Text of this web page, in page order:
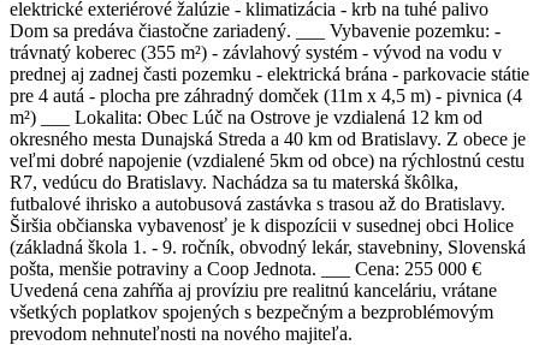
elektrické exteriérové žalúzie - klimatizácia - krb na tuhé palivo
Dom sa predáva čiastočne zariadený. ___ Vybavenie pozemku: -
trávnatý koberec (355 m²) - závlahový systém - vývod na vodu v
prednej aj zadnej časti pozemku - elektrická brána - parkovacie státie
pre 4 autá - plocha pre záhradný domček (11m x 4,5 m) - pivnica (4
m²) ___ Lokalita: Obec Lúč na Ostrove je vzdialená 12 km od
okresného mesta Dunajská Streda a 40 km od Bratislavy. Z obece je
veľmi dobré napojenie (vzdialené 5km od obce) na rýchlostnú cestu
R7, vedúcu do Bratislavy. Nachádza sa tu materská škôlka,
futbalové ihrisko a autobusová zastávka s trasou až do Bratislavy.
Širšia občianska vybavenosť je k dispozícii v susednej obci Holice
(základná škola 1. - 9. ročník, obvodný lekár, stavebniny, Slovenská
pošta, menšie potraviny a Coop Jednota. ___ Cena: 255 000 €
Uvedená cena zahŕňa aj províziu pre realitnú kanceláriu, vrátane
všetkých poplatkov spojených s bezpečným a bezproblémovým
prevodom nehnuteľnosti na nového majiteľa.